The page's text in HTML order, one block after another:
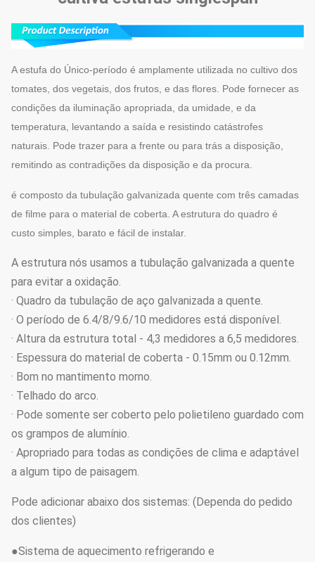
A estufa do Único-período é amplamente utilizada no cultivo dos
tomates, dos vegetais, dos frutos, e das flores. Pode fornecer as
condições da iluminação apropriada, da umidade, e da
temperatura, levantando a saída e resistindo catástrofes
naturais. Pode trazer para a frente ou para trás a disposição,
remitindo as contradições da disposição e da procura.
é composto da tubulação galvanizada quente com três camadas
de filme para o material de coberta. A estrutura do quadro é
custo simples, barato e fácil de instalar.
A estrutura nós usamos a tubulação galvanizada a quente
para evitar a oxidação.
· Quadro da tubulação de aço galvanizada a quente.
· O período de 6.4/8/9.6/10 medidores está disponível.
· Altura da estrutura total - 4,3 medidores a 6,5 medidores.
· Espessura do material de coberta - 0.15mm ou 0.12mm.
· Bom no mantimento morno.
· Telhado do arco.
· Pode somente ser coberto pelo polietileno guardado com
os grampos de alumínio.
· Apropriado para todas as condições de clima e adaptável
a algum tipo de paisagem.
Pode adicionar abaixo dos sistemas: (Dependa do pedido
dos clientes)
●Sistema de aquecimento refrigerando e